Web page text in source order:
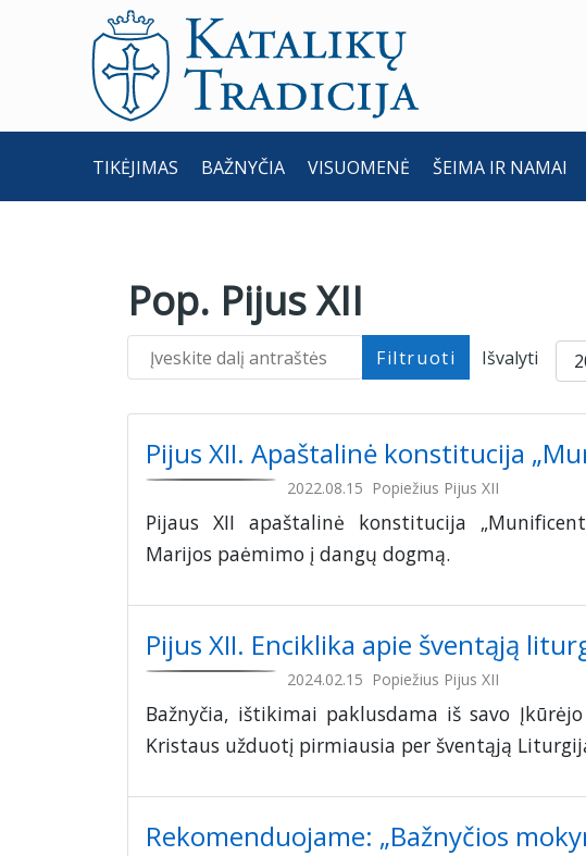
TIKĖJIMAS BAŽNYČIA VISUOMENĖ ŠEIMA IR NAMAI
Pop. Pijus XII
Įveskite dalį antraštės Filtruoti Išvalyti
Pijus XII. Apaštalinė konstitucija
2022.08.15 Popiežius Pijus XII
Pijaus XII apaštalinė konstitucija
Marijos paėmimo į dangų dogmą.
Pijus XII. Enciklika apie šventąją
2024.02.15 Popiežius Pijus XII
Bažnyčia, ištikimai paklusdama iš savo
Kristaus užduotį pirmiausia per šventąją
Rekomenduojame: „Bažnyčios